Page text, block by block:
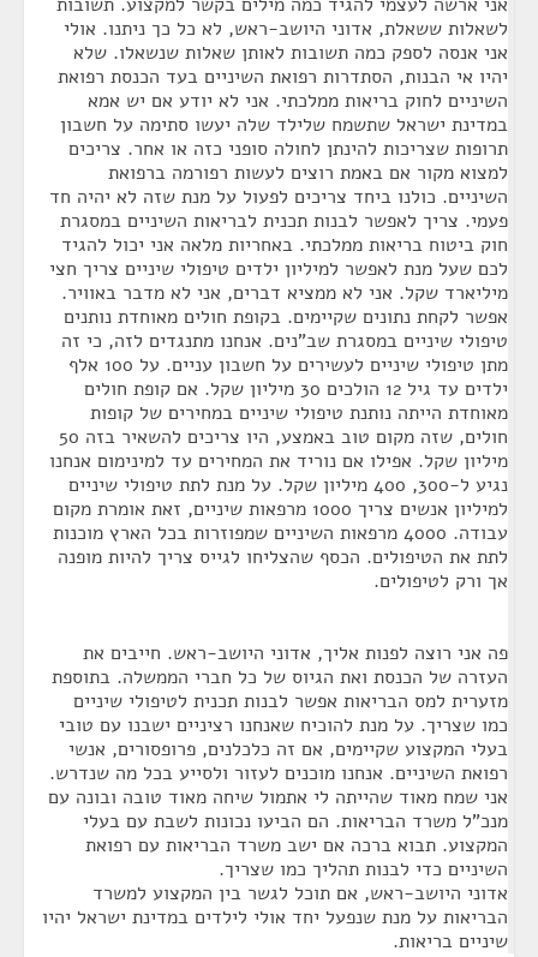
אני ארשה לעצמי להגיד כמה מילים בקשר למקצוע. תשובות
לשאלות ששאלת, אדוני היושב-ראש, לא כל כך ניתנו. אולי
אני אנסה לספק כמה תשובות לאותן שאלות שנשאלו. שלא
יהיו אי הבנות, הסתדרות רפואת השיניים בעד הכנסת רפואת
השיניים לחוק בריאות ממלכתי. אני לא יודע אם יש אמא
במדינת ישראל שתשמח שלילד שלה יעשו סתימה על חשבון
תרופות שצריכות להינתן לחולה סופני כזה או אחר. צריכים
למצוא מקור אם באמת רוצים לעשות רפורמה ברפואת
השיניים. כולנו ביחד צריכים לפעול על מנת שזה לא יהיה חד
פעמי. צריך לאפשר לבנות תכנית לבריאות השיניים במסגרת
חוק ביטוח בריאות ממלכתי. באחריות מלאה אני יכול להגיד
לכם שעל מנת לאפשר למיליון ילדים טיפולי שיניים צריך חצי
מיליארד שקל. אני לא ממציא דברים, אני לא מדבר באוויר.
אפשר לקחת נתונים שקיימים. בקופת חולים מאוחדת נותנים
טיפולי שיניים במסגרת שב"נים. אנחנו מתנגדים לזה, כי זה
מתן טיפולי שיניים לעשירים על חשבון עניים. על 100 אלף
ילדים עד גיל 12 הולכים 30 מיליון שקל. אם קופת חולים
מאוחדת הייתה נותנת טיפולי שיניים במחירים של קופות
חולים, שזה מקום טוב באמצע, היו צריכים להשאיר בזה 50
מיליון שקל. אפילו אם נוריד את המחירים עד למינימום אנחנו
נגיע ל-300, 400 מיליון שקל. על מנת לתת טיפולי שיניים
למיליון אנשים צריך 1000 מרפאות שיניים, זאת אומרת מקום
עבודה. 4000 מרפאות השיניים שמפוזרות בכל הארץ מוכנות
לתת את הטיפולים. הכסף שהצליחו לגייס צריך להיות מופנה
אך ורק לטיפולים.
פה אני רוצה לפנות אליך, אדוני היושב-ראש. חייבים את
העזרה של הכנסת ואת הגיוס של כל חברי הממשלה. בתוספת
מזערית למס הבריאות אפשר לבנות תכנית לטיפולי שיניים
כמו שצריך. על מנת להוכיח שאנחנו רציניים ישבנו עם טובי
בעלי המקצוע שקיימים, אם זה כלכלנים, פרופסורים, אנשי
רפואת השיניים. אנחנו מוכנים לעזור ולסייע בכל מה שנדרש.
אני שמח מאוד שהייתה לי אתמול שיחה מאוד טובה ובונה עם
מנכ"ל משרד הבריאות. הם הביעו נכונות לשבת עם בעלי
המקצוע. תבוא ברכה אם ישב משרד הבריאות עם רפואת
השיניים כדי לבנות תהליך כמו שצריך.
אדוני היושב-ראש, אם תוכל לגשר בין המקצוע למשרד
הבריאות על מנת שנפעל יחד אולי לילדים במדינת ישראל יהיו
שיניים בריאות.